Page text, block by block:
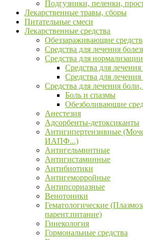
Подгузники, пеленки,
Лекарственные травы, сборы
Питательные смеси
Лекарственные средства
Обеззараживающие
Средства для лечения
Средства для
Средства для лечения
Средства для лечения
Средства для лечения
Боль и спазмы
Обезболивающие
Анестезия
Адсорбенты-детоксиканты
Антигипертензивные
ИАПФ...)
Антигельминтные
Антигистаминные
Антибиотики
Антигеморройные
Антипсориазные
Венотоники
Гематологические
парент.питание)
Гинекология
Гормональные средства